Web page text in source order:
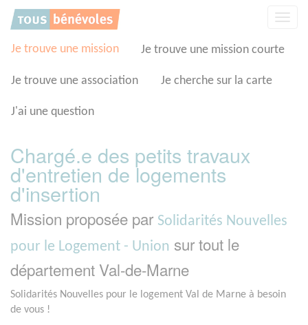
Je trouve une mission Je trouve une mission courte
Je trouve une association Je cherche sur la carte
J'ai une question
Chargé.e des petits travaux
d'entretien de logements
d'insertion
Mission proposée par Solidarités Nouvelles
pour le Logement - Union sur tout le
département Val-de-Marne
Solidarités Nouvelles pour le logement Val de Marne à besoin
de vous !
Panneau de gestion des cookies